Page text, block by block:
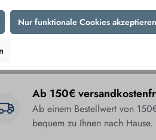
Yellow
inkl. MwSt. zzgl. Versandkosten
Ab 150€
Ab einem Bestellwert von
bequem zu Ihnen nach Hause.
Nur funktionale Cookies akzeptieren